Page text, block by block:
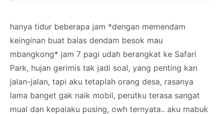
hanya tidur beberapa jam *dengan memendam
keinginan buat balas dendam besok mau
mbangkong* jam 7 pagi udah berangkat ke Safari
Park, hujan gerimis tak jadi soal, yang penting kan
jalan-jalan, tapi aku tetaplah orang desa, rasanya
lama banget gak naik mobil, perutku terasa sangat
mual dan kepalaku pusing, owh ternyata.. aku mabuk